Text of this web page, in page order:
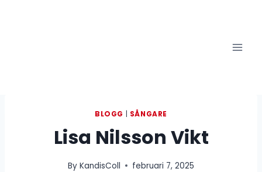
BLOGG SÅNGARE
Lisa Nilsson Vikt
By KandisColl februari 7, 2025